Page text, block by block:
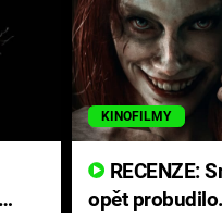
KINOFILMY
opět